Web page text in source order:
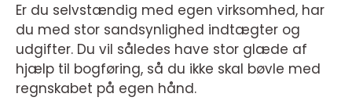
Er du selvstændig med egen virksomhed, har
du med stor sandsynlighed indtægter og
udgifter. Du vil således have stor glæde af
hjælp til bogføring, så du ikke skal bøvle med
regnskabet på egen hånd.